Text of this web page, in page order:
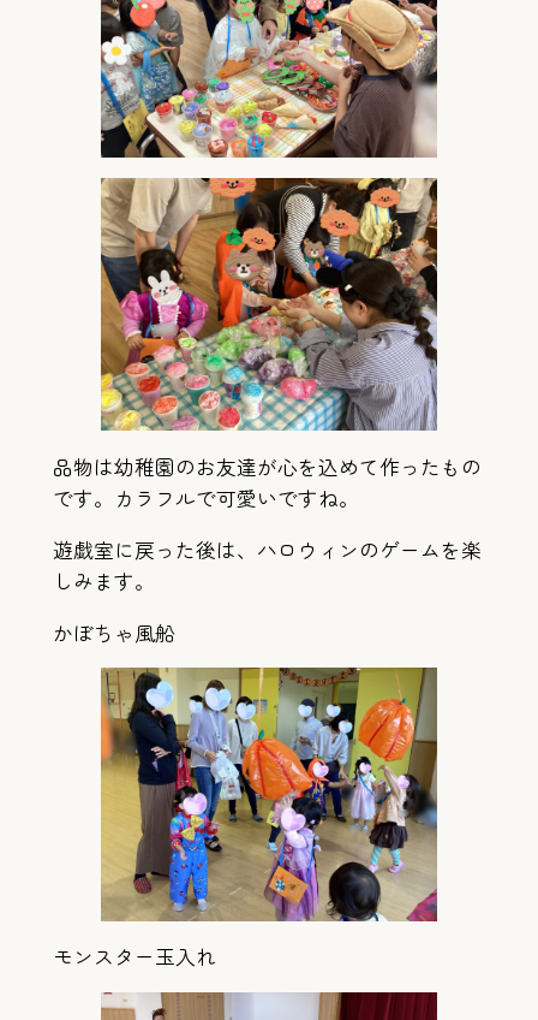
品物は幼稚園のお友達が心を込めて作ったもの
です。カラフルで可愛いですね。
遊戯室に戻った後は、ハロウィンのゲームを楽
しみます。
かぼちゃ風船
モンスター玉入れ